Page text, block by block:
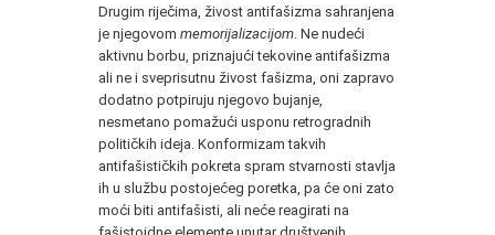
Drugim riječima, živost antifašizma sahranjena
je njegovom memorijalizacijom . Ne nudeći
aktivnu borbu, priznajući tekovine antifašizma
ali ne i sveprisutnu živost fašizma, oni zapravo
dodatno potpiruju njegovo bujanje,
nesmetano pomažući usponu retrogradnih
političkih ideja. Konformizam takvih
antifašističkih pokreta spram stvarnosti stavlja
ih u službu postojećeg poretka, pa će oni zato
moći biti antifašisti, ali neće reagirati na